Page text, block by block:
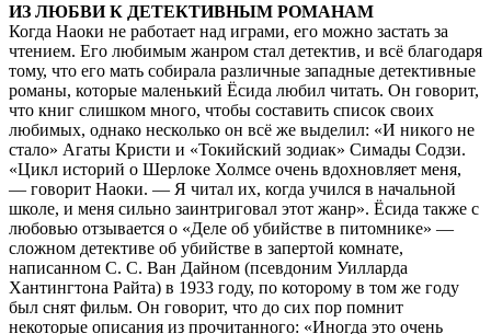
ИЗ ЛЮБВИ К ДЕТЕКТИВНЫМ РОМАНАМ
Когда Наоки не работает над играми, его можно застать за
чтением. Его любимым жанром стал детектив, и всё благодаря
тому, что его мать собирала различные западные детективные
романы, которые маленький Ёсида любил читать. Он говорит,
что книг слишком много, чтобы составить список своих
любимых, однако несколько он всё же выделил: «И никого не
стало» Агаты Кристи и «Токийский зодиак» Симады Содзи.
«Цикл историй о Шерлоке Холмсе очень вдохновляет меня,
— говорит Наоки. — Я читал их, когда учился в начальной
школе, и меня сильно заинтриговал этот жанр». Ёсида также с
любовью отзывается о «Деле об убийстве в питомнике» —
сложном детективе об убийстве в запертой комнате,
написанном С. С. Ван Дайном (псевдоним Уилларда
Хантингтона Райта) в 1933 году, по которому в том же году
был снят фильм. Он говорит, что до сих пор помнит
некоторые описания из прочитанного: «Иногда это очень